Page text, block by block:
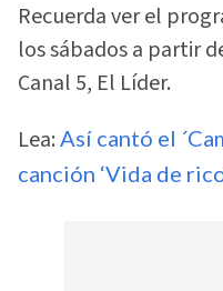
Recuerda ver el
los sábados a partir
Canal 5, El Líder.
Lea: Así cantó el
canción ‘Vida de